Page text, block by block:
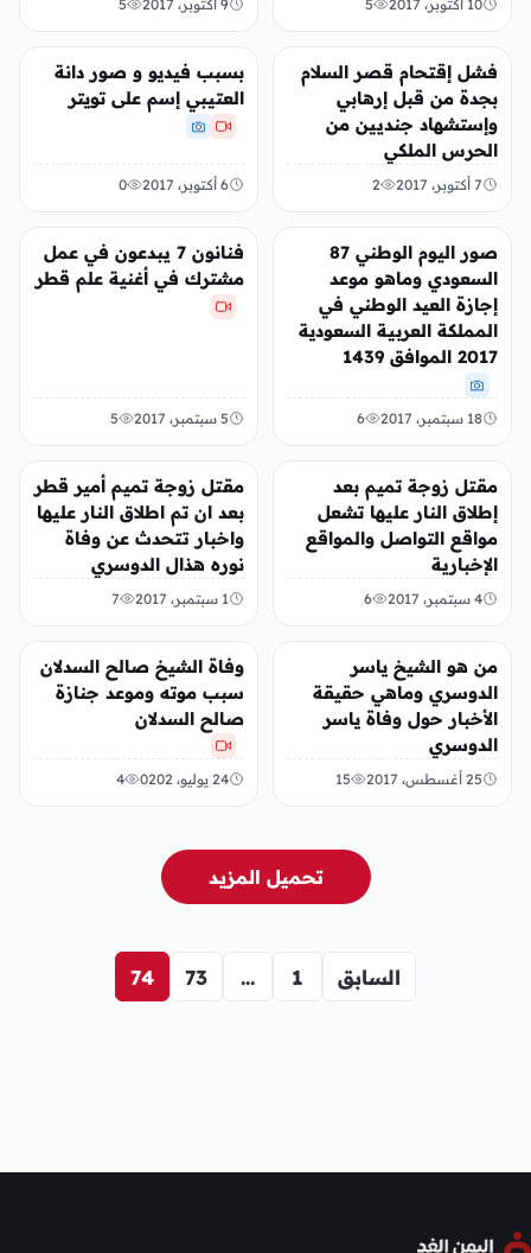
10 أكتوبر، 2017 5 9 أكتوبر، 2017 5
عربي ودولي
فشل إقتحام قصر السلام
بجدة من قبل إرهابي
وإستشهاد جنديين من
الحرس الملكي
7 أكتوبر، 2017 2
عربي ودولي
بسبب فيديو و صور دانة
العتيبي إسم على تويتر
6 أكتوبر، 2017 0
عربي ودولي
صور اليوم الوطني 87
السعودي وماهو موعد
إجازة العيد الوطني في
المملكة العربية السعودية
2017 الموافق 1439
18 سبتمبر، 2017 6
عربي ودولي فنانون 7 يبدعون في عمل
مشترك في أغنية علم قطر
5 سبتمبر، 2017 5
عربي ودولي
مقتل زوجة تميم بعد
إطلاق النار عليها تشعل
مواقع التواصل والمواقع
الإخبارية
4 سبتمبر، 2017 6
عربي ودولي
مقتل زوجة تميم أمير قطر
بعد ان تم اطلاق النار عليها
واخبار تتحدث عن وفاة
نوره هذال الدوسري
1 سبتمبر، 2017 7
من هو الشيخ ياسر
الدوسري وماهي حقيقة
الأخبار حول وفاة ياسر
الدوسري
25 أغسطس، 2017 15
عربي ودولي
وفاة الشيخ صالح السدلان
سبب موته وموعد جنازة
صالح السدلان
24 يوليو، 0202 4
تحميل المزيد
السابق 1
…
73
74